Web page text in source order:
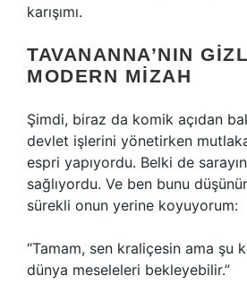
karışımı.
TAVANANNA’NIN
MODERN MIZAH
Şimdi, biraz da komik açıdan
devlet işlerini yönetirken
espri yapıyordu. Belki de sarayın
sağlıyordu. Ve ben bunu
sürekli onun yerine koyuyorum:
“Tamam, sen kraliçesin ama şu
dünya meseleleri bekleyebilir.”